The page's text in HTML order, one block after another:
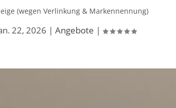
(wegen Verlinkung & Markennennung)
22, 2026 | Angebote |